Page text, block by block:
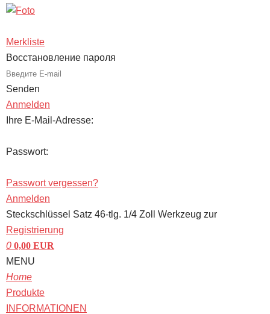
Merkliste
Восстановление пароля
Senden
Anmelden
Ihre E-Mail-Adresse:
Passwort:
Passwort vergessen?
Anmelden
Steckschlüssel Satz 46-tlg. 1/4 Zoll Werkzeug zur
Registrierung
0 0,00 EUR
MENU
Home
Produkte
INFORMATIONEN